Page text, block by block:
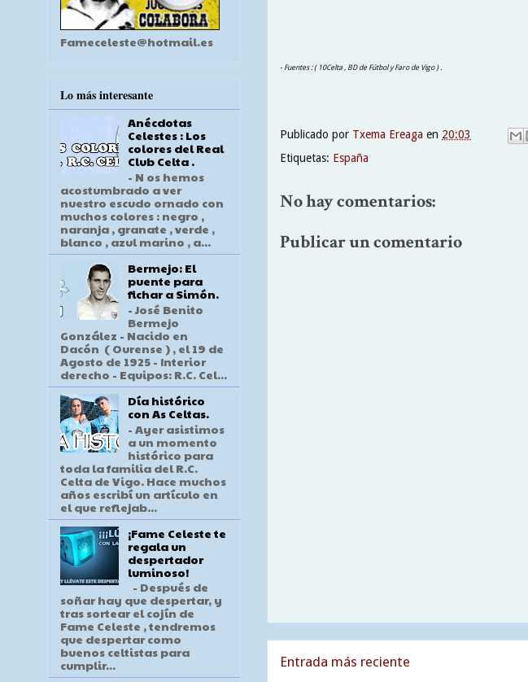
- Fuentes : ( 10Celta , BD de Fútbol y Faro de Vigo ) .
Publicado por Txema Ereaga en 20:03
Etiquetas: España
No hay comentarios:
Publicar un comentario
Entrada más reciente
Fameceleste@hotmail.es
Lo más interesante
Anécdotas
Celestes : Los
colores del Real
Club Celta .
- N os hemos
acostumbrado a ver
nuestro escudo ornado con
muchos colores : negro ,
naranja , granate , verde ,
blanco , azul marino , a...
Bermejo: El
puente para
fichar a Simón.
- José Benito
Bermejo
González - Nacido en
Dacón ( Ourense ) , el 19 de
Agosto de 1925 - Interior
derecho - Equipos: R.C. Cel...
Día histórico
con As Celtas.
- Ayer asistimos
a un momento
histórico para
toda la familia del R.C.
Celta de Vigo. Hace muchos
años escribí un artículo en
el que reflejab...
¡Fame Celeste te
regala un
despertador
luminoso!
- Después de
soñar hay que despertar, y
tras sortear el cojín de
Fame Celeste , tendremos
que despertar como
buenos celtistas para
cumplir...